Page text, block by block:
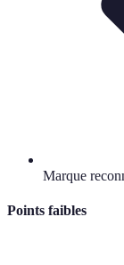
Marque
Points faibles